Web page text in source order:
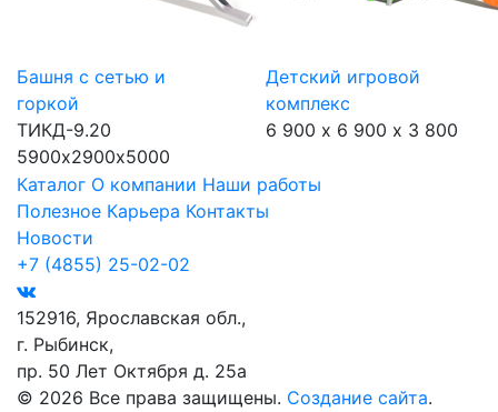
Башня с сетью и
горкой
ТИКД-9.20
5900х2900х5000
Детский игровой
комплекс
6 900 х 6 900 х 3 800
Каталог О компании Наши работы
Полезное Карьера Контакты
Новости
+7 (4855) 25-02-02
152916, Ярославская обл.,
г. Рыбинск,
пр. 50 Лет Октября д. 25а
© 2026 Все права защищены. Создание сайта.